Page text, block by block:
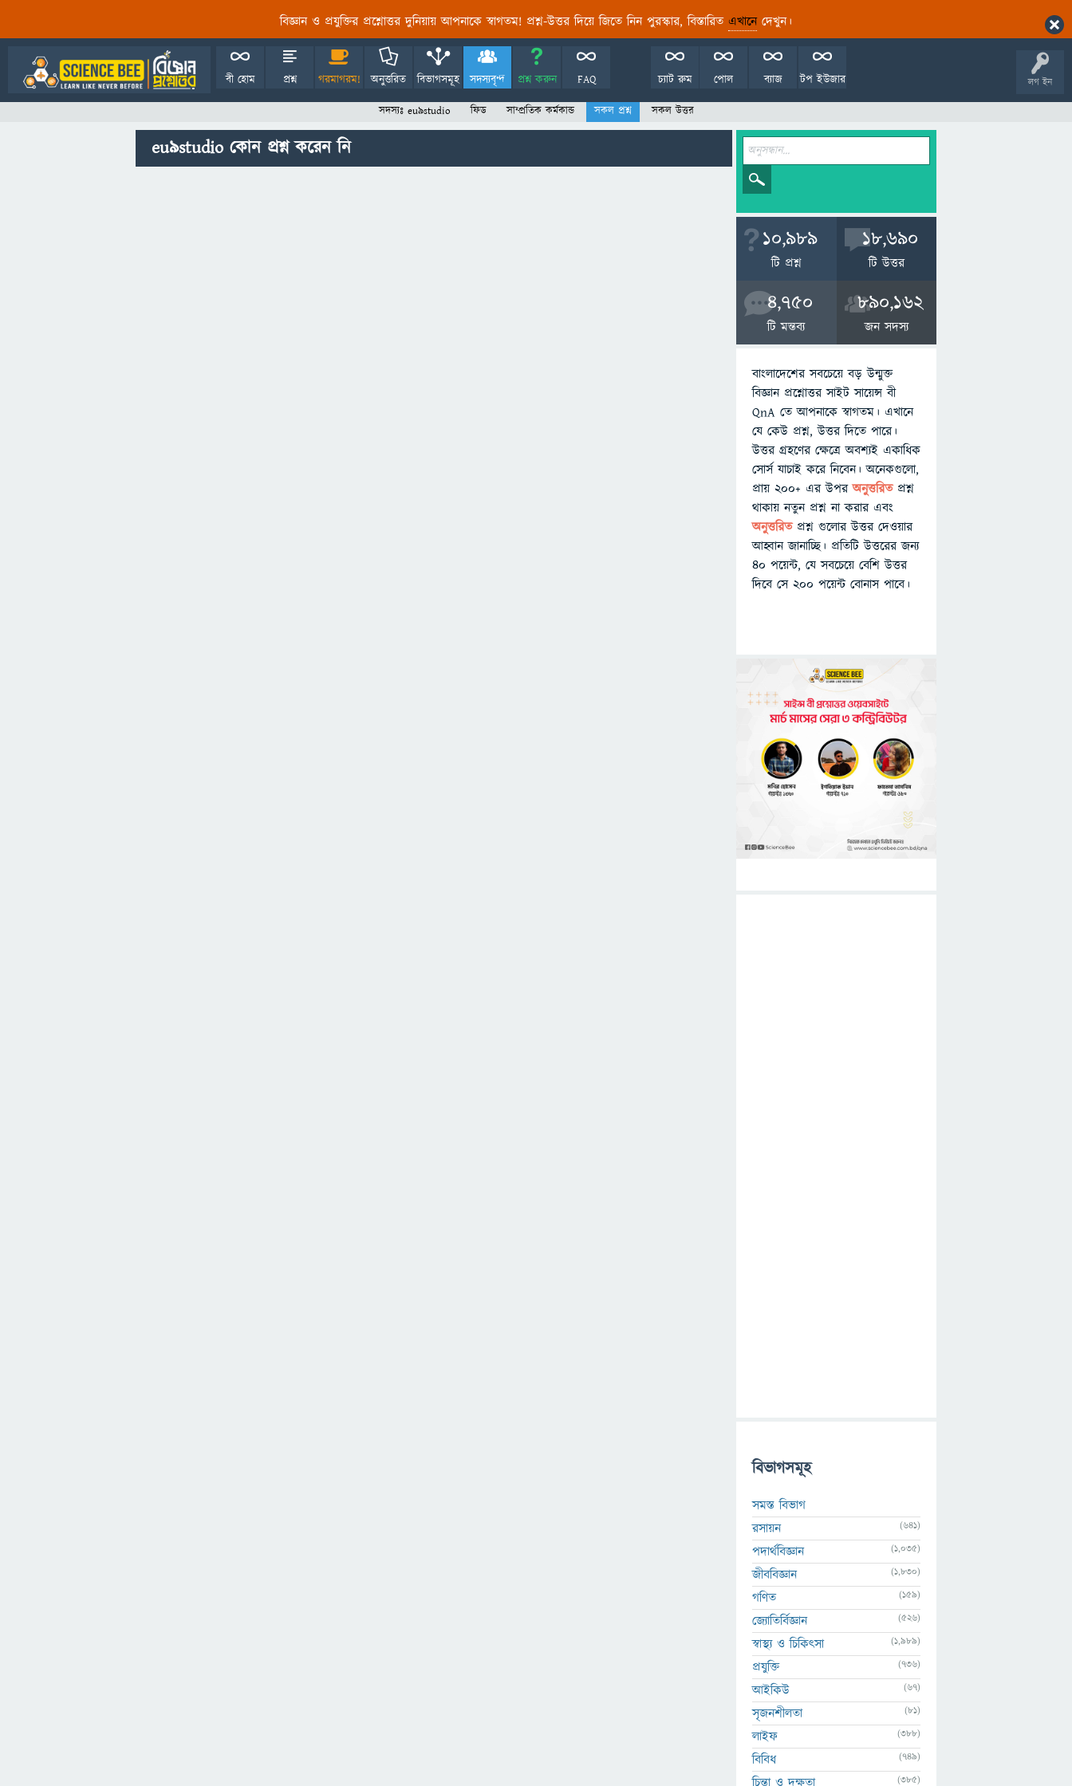
বিজ্ঞান ও প্রযুক্তির প্রশ্নোত্তর দুনিয়ায় আপনাকে স্বাগতম! প্রশ্ন-উত্তর দিয়ে জিতে নিন পুরস্কার, বিস্তারিত এখানেদেখুন।
লগ ইন
বী হোম প্রশ্ন গরমাগরম! অনুত্তরিত বিভাগসমূহ সদস্যবৃন্দ প্রশ্ন করুন FAQ টপ ইউজার
ব্যাজ
পোল
চ্যাট রুম
সদস্যঃ eu9studio ফিড সাম্প্রতিক কর্মকান্ড সকল প্রশ্ন সকল উত্তর
eu9studio কোন প্রশ্ন করেন নি
10,989
টি প্রশ্ন
18,690
টি উত্তর
4,750
টি মন্তব্য
890,162
জন সদস্য
বাংলাদেশের সবচেয়ে বড় উন্মুক্ত
বিজ্ঞান প্রশ্নোত্তর সাইট সায়েন্স বী
QnA তে আপনাকে স্বাগতম। এখানে
যে কেউ প্রশ্ন, উত্তর দিতে পারে।
উত্তর গ্রহণের ক্ষেত্রে অবশ্যই একাধিক
সোর্স যাচাই করে নিবেন। অনেকগুলো,
প্রায় ২০০+ এর উপরঅনুত্তরিতপ্রশ্ন
থাকায় নতুন প্রশ্ন না করার এবং
অনুত্তরিত প্রশ্ন গুলোর উত্তর দেওয়ার
আহ্বান জানাচ্ছি। প্রতিটি উত্তরের জন্য
৪০ পয়েন্ট, যে সবচেয়ে বেশি উত্তর
দিবে সে ২০০ পয়েন্ট বোনাস পাবে।
বিভাগসমূহ
সমস্ত বিভাগ
রসায়ন
(641)
পদার্থবিজ্ঞান (1,035)
জীববিজ্ঞান (1,830)
গণিত (159)
জ্যোতির্বিজ্ঞান (526)
স্বাস্থ্য ও চিকিৎসা (1,989)
প্রযুক্তি (736)
আইকিউ (67)
সৃজনশীলতা (81)
লাইফ (388)
বিবিধ (749)
চিন্তা ও দক্ষতা (385)